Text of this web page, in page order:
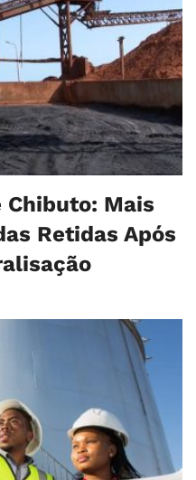
Chibuto: Mais
Retidas Após